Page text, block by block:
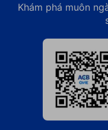
Khám phá muôn